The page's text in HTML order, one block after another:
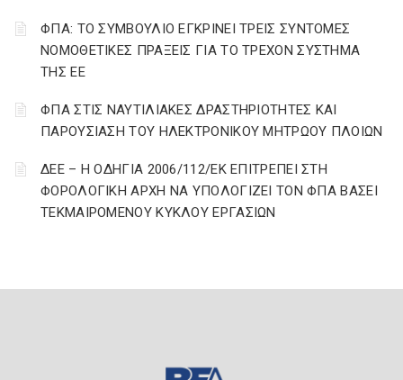
ΦΠΑ: ΤΟ ΣΥΜΒΟΥΛΙΟ ΕΓΚΡΙΝΕΙ ΤΡΕΙΣ ΣΥΝΤΟΜΕΣ
ΝΟΜΟΘΕΤΙΚΕΣ ΠΡΑΞΕΙΣ ΓΙΑ ΤΟ ΤΡΕΧΟΝ ΣΥΣΤΗΜΑ
ΤΗΣ ΕΕ
ΦΠΑ ΣΤΙΣ ΝΑΥΤΙΛΙΑΚΕΣ ΔΡΑΣΤΗΡΙΟΤΗΤΕΣ ΚΑΙ
ΠΑΡΟΥΣΙΑΣΗ ΤΟΥ ΗΛΕΚΤΡΟΝΙΚΟΥ ΜΗΤΡΩΟΥ ΠΛΟΙΩΝ
ΔΕΕ – Η ΟΔΗΓΙΑ 2006/112/ΕΚ ΕΠΙΤΡΕΠΕΙ ΣΤΗ
ΦΟΡΟΛΟΓΙΚΗ ΑΡΧΗ ΝΑ ΥΠΟΛΟΓΙΖΕΙ ΤΟΝ ΦΠΑ ΒΑΣΕΙ
ΤΕΚΜΑΙΡΟΜΕΝΟΥ ΚΥΚΛΟΥ ΕΡΓΑΣΙΩΝ